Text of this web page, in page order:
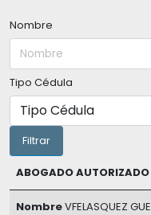
Nombre
Tipo Cédula
ABOGADO AUTORIZADO
NombreVFELASQUEZ